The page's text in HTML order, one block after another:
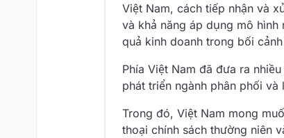
Việt Nam, cách tiếp nhận và
và khả năng áp dụng mô
quả kinh doanh trong bối
Phía Việt Nam đã đưa ra
phát triển ngành phân phối
Trong đó, Việt Nam mong
thoại chính sách thường niên